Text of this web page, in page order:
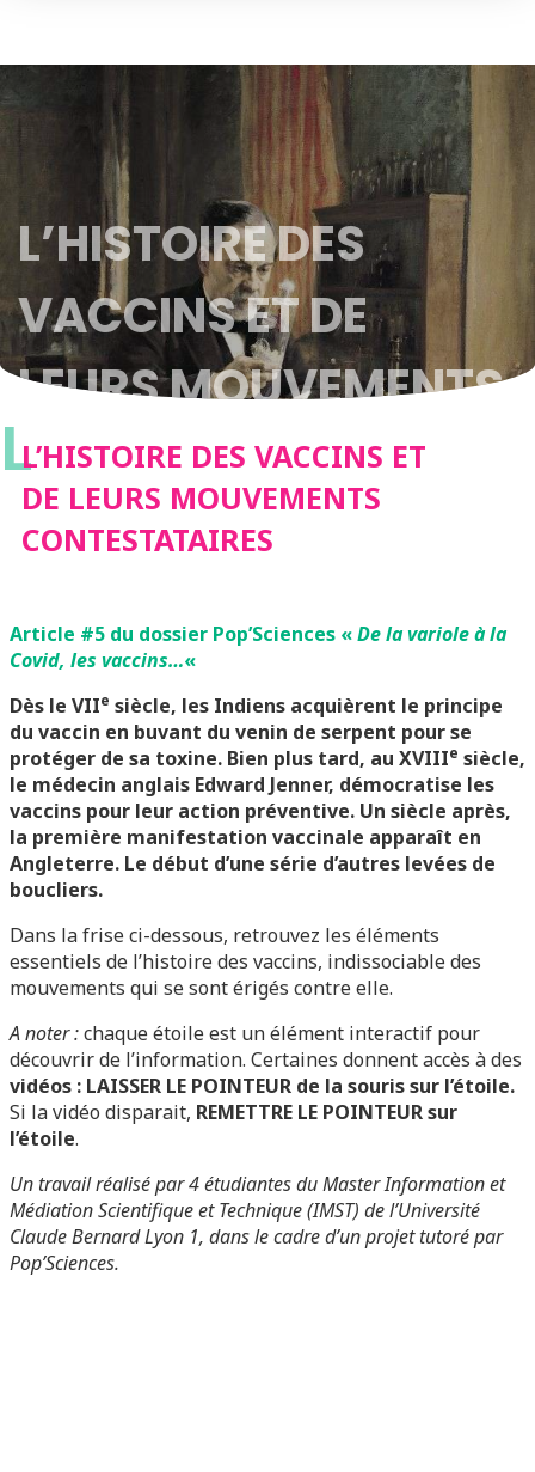
L’HISTOIRE DES
VACCINS ET DE
LEURS MOUVEMENTS
CONTESTATAIRES
LL’HISTOIRE DES VACCINS ET
DE LEURS MOUVEMENTS
CONTESTATAIRES
Article #5 du dossier Pop’Sciences «De la variole à la
Covid, les vaccins…«
Dès le VIIe siècle, les Indiens acquièrent le principe
du vaccin en buvant du venin de serpent pour se
protéger de sa toxine. Bien plus tard, au XVIIIe siècle,
le médecin anglais Edward Jenner, démocratise les
vaccins pour leur action préventive. Un siècle après,
la première manifestation vaccinale apparaît en
Angleterre. Le début d’une série d’autres levées de
boucliers.
Dans la frise ci-dessous, retrouvez les éléments
essentiels de l’histoire des vaccins, indissociable des
mouvements qui se sont érigés contre elle.
A noter :chaque étoile est un élément interactif pour
découvrir de l’information. Certaines donnent accès à des
vidéos : LAISSER LE POINTEUR de la souris sur l’étoile.
Si la vidéo disparait, REMETTRE LE POINTEUR sur
l’étoile.
Un travail réalisé par 4 étudiantes du Master Information et
Médiation Scientifique et Technique (IMST) de l’Université
Claude Bernard Lyon 1, dans le cadre d’un projet tutoré par
Pop’Sciences.